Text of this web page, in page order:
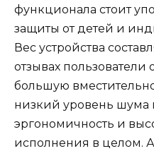
функционала стоит
защиты от детей и
Вес устройства
отзывах
большую
низкий уровень шума
эргономичность и
исполнения в целом.